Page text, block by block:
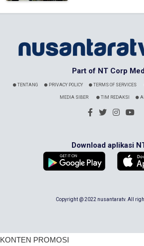
Part of NT Corp
TENTANG PRIVACY POLICY TERMS OF SERVICES
MEDIA SIBER TIM REDAKSI
Download aplikasi
Copyright @ 2022 nusantaratv. All